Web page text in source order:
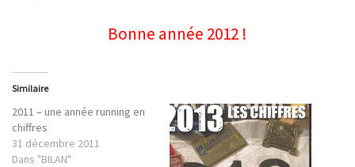
Bonne année 2012 !
Similaire
2011 – une année running en
chiffres
31 décembre 2011
Dans "BILAN"